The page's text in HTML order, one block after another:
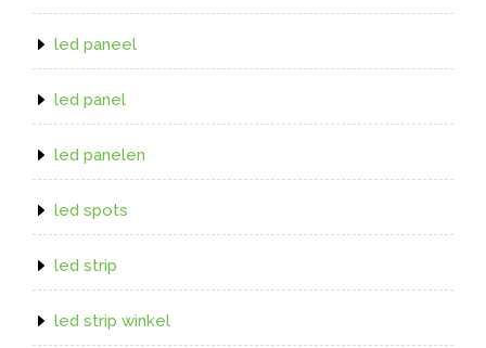
led paneel
led panel
led panelen
led spots
led strip
led strip winkel